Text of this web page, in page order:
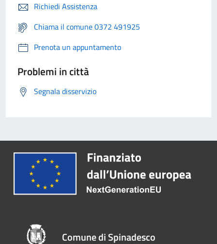
Richiedi Assistenza
Chiama il comune 0372 491925
Prenota un appuntamento
Problemi in città
Segnala disservizio
Comune di Spinadesco